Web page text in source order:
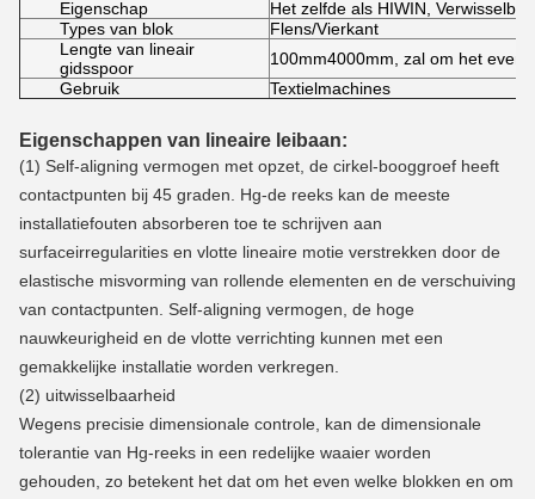
Eigenschap
Het zelfde als HIWIN,
Types van blok
Flens/Vierkant
Lengte van lineair
gidsspoor
100mm4000mm, zal om het even
Gebruik
Textielmachines
Eigenschappen van lineaire leibaan:
(1) Self-aligning vermogen met opzet, de cirkel-booggroef heeft
contactpunten bij 45 graden. Hg-de reeks kan de meeste
installatiefouten absorberen toe te schrijven aan
surfaceirregularities en vlotte lineaire motie verstrekken door de
elastische misvorming van rollende elementen en de verschuiving
van contactpunten. Self-aligning vermogen, de hoge
nauwkeurigheid en de vlotte verrichting kunnen met een
gemakkelijke installatie worden verkregen.
(2) uitwisselbaarheid
Wegens precisie dimensionale controle, kan de dimensionale
tolerantie van Hg-reeks in een redelijke waaier worden
gehouden, zo betekent het dat om het even welke blokken en om